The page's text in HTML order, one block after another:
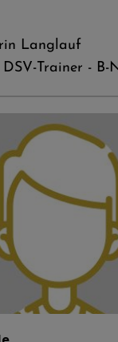
Langlauf
Trainer - B-